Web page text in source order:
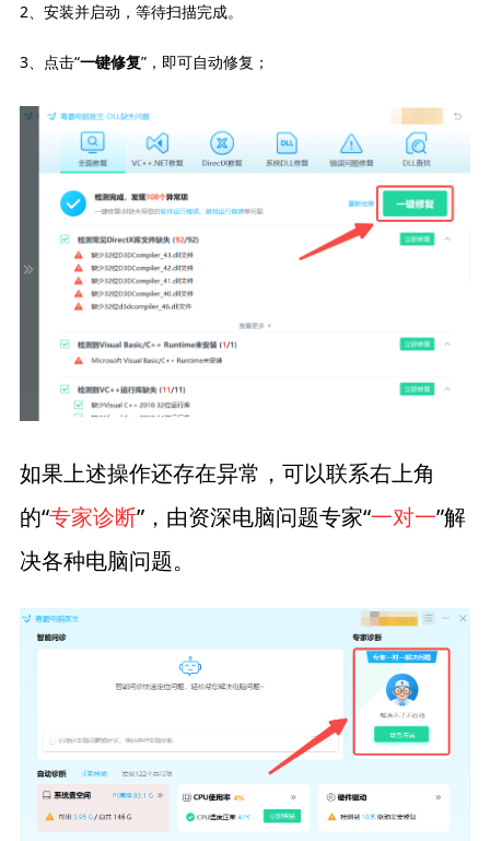
2、安装并启动，等待扫描完成。
3、点击“一键修复”，即可自动修复；
如果上述操作还存在异常，可以联系右上角
的“专家诊断”，由资深电脑问题专家“一对一”解
决各种电脑问题。